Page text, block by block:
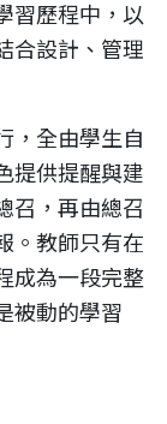
習歷程中，以
合設計、管理
，全由學生自
提供提醒與建
召，再由總召
。教師只有在
成為一段完整
被動的學習